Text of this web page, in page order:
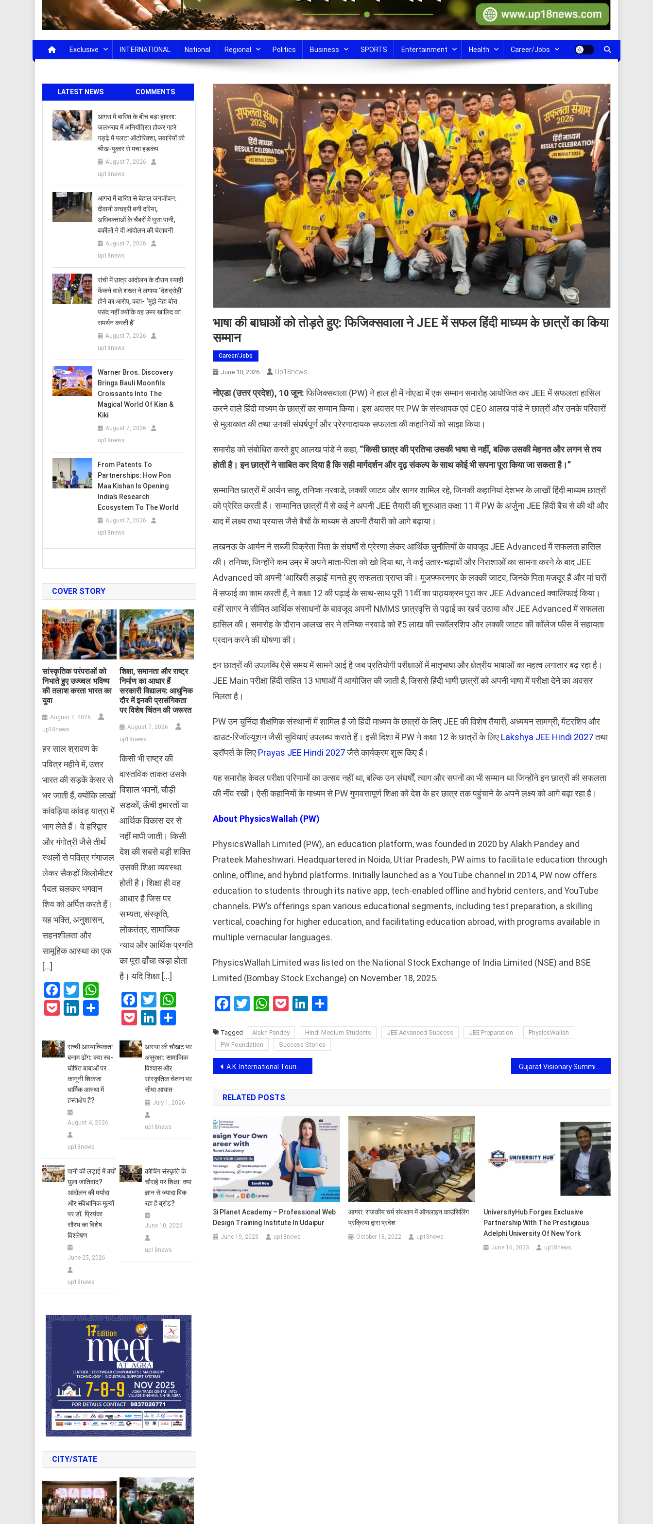
Exclusive INTERNATIONAL National Regional Politics Business SPORTS Entertainment Health Career/Jobs
भाषा की बाधाओं को तोड़ते हुए: फिजिक्सवाला ने JEE में सफल हिंदी माध्यम के छात्रों का किया
सम्मान
Career/Jobs
June 10, 2026 Up18news
नोएडा (उत्तर प्रदेश), 10 जून:फिजिक्सवाला (PW) ने हाल ही में नोएडा में एक सम्मान समारोह आयोजित कर JEE में सफलता हासिल
करने वाले हिंदी माध्यम के छात्रों का सम्मान किया। इस अवसर पर PW के संस्थापक एवं CEO आलख पांडे ने छात्रों और उनके परिवारों
से मुलाकात की तथा उनकी संघर्षपूर्ण और प्रेरणादायक सफलता की कहानियों को साझा किया।
समारोह को संबोधित करते हुए आलख पांडे ने कहा, “किसीछात्रकीप्रतिभाउसकीभाषासेनहीं,बल्किउसकीमेहनतऔरलगनसेतय
होतीहै।इनछात्रोंनेसाबितकरदियाहैकिसहीमार्गदर्शनऔरदृढ़संकल्पकेसाथकोईभीसपनापूराकियाजासकताहै।”
सम्मानित छात्रों में आर्यन साहू, तनिष्क नरवाडे, लक्की जाटव और सागर शामिल रहे, जिनकी कहानियां देशभर के लाखों हिंदी माध्यम छात्रों
को प्रेरित करती हैं। सम्मानित छात्रों में से कई ने अपनी JEE तैयारी की शुरुआत कक्षा 11 में PW के अर्जुना JEE हिंदी बैच से की थी और
बाद में लक्ष्‍य तथा प्रयास जैसे बैचों के माध्यम से अपनी तैयारी को आगे बढ़ाया।
लखनऊ के आर्यन ने सब्जी विक्रेता पिता के संघर्षों से प्रेरणा लेकर आर्थिक चुनौतियों के बावजूद JEE Advanced में सफलता हासिल
की। तनिष्क, जिन्होंने कम उम्र में अपने माता-पिता को खो दिया था, ने कई उतार-चढ़ावों और निराशाओं का सामना करने के बाद JEE
Advanced को अपनी ‘आखिरी लड़ाई’ मानते हुए सफलता प्राप्त की। मुजफ्फरनगर के लक्की जाटव, जिनके पिता मजदूर हैं और मां घरों
में सफाई का काम करती हैं, ने कक्षा 12 की पढ़ाई के साथ-साथ पूरी 11वीं का पाठ्यक्रम पूरा कर JEE Advanced क्वालिफाई किया।
वहीं सागर ने सीमित आर्थिक संसाधनों के बावजूद अपनी NMMS छात्रवृत्ति से पढ़ाई का खर्च उठाया और JEE Advanced में सफलता
हासिल की। समारोह के दौरान आलख सर ने तनिष्क नरवाडे को ₹5 लाख की स्कॉलरशिप और लक्की जाटव की कॉलेज फीस में सहायता
प्रदान करने की घोषणा की।
इन छात्रों की उपलब्धि ऐसे समय में सामने आई है जब प्रतियोगी परीक्षाओं में मातृभाषा और क्षेत्रीय भाषाओं का महत्व लगातार बढ़ रहा है।
JEE Main परीक्षा हिंदी सहित 13 भाषाओं में आयोजित की जाती है, जिससे हिंदी भाषी छात्रों को अपनी भाषा में परीक्षा देने का अवसर
मिलता है।
PW उन चुनिंदा शैक्षणिक संस्थानों में शामिल है जो हिंदी माध्यम के छात्रों के लिए JEE की विशेष तैयारी, अध्ययन सामग्री, मेंटरशिप और
डाउट-रिजॉल्यूशन जैसी सुविधाएं उपलब्ध कराते हैं। इसी दिशा में PW ने कक्षा 12 के छात्रों के लिए Lakshya JEE Hindi 2027तथा
ड्रॉपर्स के लिए Prayas JEE Hindi 2027जैसे कार्यक्रम शुरू किए हैं।
यह समारोह केवल परीक्षा परिणामों का उत्सव नहीं था, बल्कि उन संघर्षों, त्याग और सपनों का भी सम्मान था जिन्होंने इन छात्रों की सफलता
की नींव रखी। ऐसी कहानियों के माध्यम से PW गुणवत्तापूर्ण शिक्षा को देश के हर छात्र तक पहुंचाने के अपने लक्ष्य को आगे बढ़ा रहा है।
About PhysicsWallah (PW)
PhysicsWallah Limited (PW), an education platform, was founded in 2020 by Alakh Pandey and
Prateek Maheshwari. Headquartered in Noida, Uttar Pradesh, PW aims to facilitate education through
online, offline, and hybrid platforms. Initially launched as a YouTube channel in 2014, PW now offers
education to students through its native app, tech-enabled offline and hybrid centers, and YouTube
channels. PW’s offerings span various educational segments, including test preparation, a skilling
vertical, coaching for higher education, and facilitating education abroad, with programs available in
multiple vernacular languages.
PhysicsWallah Limited was listed on the National Stock Exchange of India Limited (NSE) and BSE
Limited (Bombay Stock Exchange) on November 18, 2025.
Facebook
Twitter
WhatsApp
PocketLinkedIn
Tagged Alakh Pandey Hindi Medium Students JEE Advanced Success JEE Preparation
PhysicsWallah
PW Foundation
Success Stories
Post
navigation
A.K. International Tourism Announces Safe Completion of Holy Land Tour of Israel Amid Middle East Tensions
RELATED POSTS
3i Planet Academy – Professional Web
Design Training Institute In Udaipur
June 19, 2023 up18news
आगरा: राजकीय चर्म संस्थान में ऑनलाइन काउंसिलिंग
प्रक्रिया द्वारा प्रवेश
October 18, 2022 up18news
UniversityHub Forges Exclusive
Partnership With The Prestigious
Adelphi University Of New York
June 16, 2023 up18news
LATEST NEWS COMMENTS
आगरा में बारिश के बीच बड़ा हादसा:
जलभराव में अनियंत्रित होकर गहरे
गड्ढे में पलटा ऑटोरिक्शा, सवारियों की
चीख-पुकार से मचा हड़कंप
August 7, 2026
up18news
आगरा में बारिश से बेहाल जनजीवन:
दीवानी कचहरी बनी दरिया,
अधिवक्ताओं के चैंबरों में घुसा पानी,
वकीलों ने दी आंदोलन की चेतावनी
August 7, 2026
up18news
रांची में छात्र आंदोलन के दौरान स्याही
फेंकने वाले शख्स ने लगाया ‘देशद्रोही’
होने का आरोप, कहा- ‘मुझे नेहा बोरा
पसंद नहीं क्योंकि वह उमर खालिद का
समर्थन करती हैं’
August 7, 2026
up18news
Warner Bros. Discovery
Brings Bauli Moonfils
Croissants Into The
Magical World Of Kian &
Kiki
August 7, 2026
up18news
From Patents To
Partnerships: How Pon
Maa Kishan Is Opening
India’s Research
Ecosystem To The World
August 7, 2026
up18news
COVER STORY
सांस्कृतिक परंपराओं को
निभाते हुए उज्ज्वल भविष्य
की तलाश करता भारत का
युवा
August 7, 2026
up18news
हर साल श्रावण के
पवित्र महीने में, उत्तर
भारत की सड़कें केसर से
भर जाती हैं, क्योंकि लाखों
कांवड़िया कांवड़ यात्रा में
भाग लेते हैं। वे हरिद्वार
और गंगोत्री जैसे तीर्थ
स्थलों से पवित्र गंगाजल
लेकर सैकड़ों किलोमीटर
पैदल चलकर भगवान
शिव को अर्पित करते हैं।
यह भक्ति, अनुशासन,
सहनशीलता और
सामूहिक आस्था का एक
[…]
Facebook
TwitterWhatsApp
PocketLinkedIn
Share
शिक्षा, समानता और राष्ट्र
निर्माण का आधार हैं
सरकारी विद्यालय: आधुनिक
दौर में इनकी प्रासंगिकता
पर विशेष चिंतन की जरूरत
August 7, 2026
up18news
किसी भी राष्ट्र की
वास्तविक ताकत उसके
विशाल भवनों, चौड़ी
सड़कों, ऊँची इमारतों या
आर्थिक विकास दर से
नहीं मापी जाती। किसी
देश की सबसे बड़ी शक्ति
उसकी शिक्षा व्यवस्था
होती है। शिक्षा ही वह
आधार है जिस पर
सभ्यता, संस्कृति,
लोकतंत्र, सामाजिक
न्याय और आर्थिक प्रगति
का पूरा ढाँचा खड़ा होता
है। यदि शिक्षा […]
Facebook
TwitterWhatsApp
PocketLinkedIn
Share
सच्ची आध्यात्मिकता
बनाम ढोंग: क्या स्व-
घोषित बाबाओं पर
कानूनी शिकंजा
धार्मिक आस्था में
हस्तक्षेप है?
August 4, 2026
up18news
आस्था की चौखट पर
असुरक्षा: सामाजिक
विश्वास और
सांस्कृतिक चेतना पर
सीधा आघात
July 1, 2026
up18news
पानी की लड़ाई में क्यों
घुला जातिवाद?
आंदोलन की मर्यादा
और संवैधानिक मूल्यों
पर डॉ. प्रियंका
सौरभ का विशेष
विश्लेषण
June 25, 2026
up18news
कोचिंग संस्कृति के
चौराहे पर शिक्षा: क्या
ज्ञान से ज्यादा बिक
रहा है ब्रांड?
June 10, 2026
up18news
CITY/STATE